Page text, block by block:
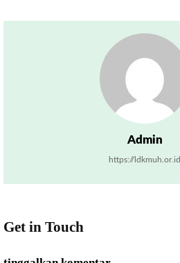
Admin
https://ldkmuh.or.id
Get in Touch